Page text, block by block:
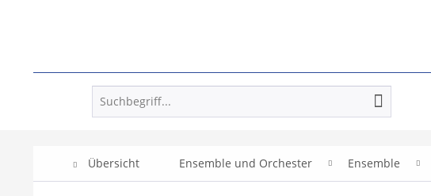
Übersicht Ensemble und Orchester Ensemble